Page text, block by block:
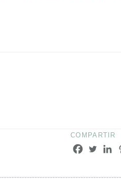
COMPARTIR